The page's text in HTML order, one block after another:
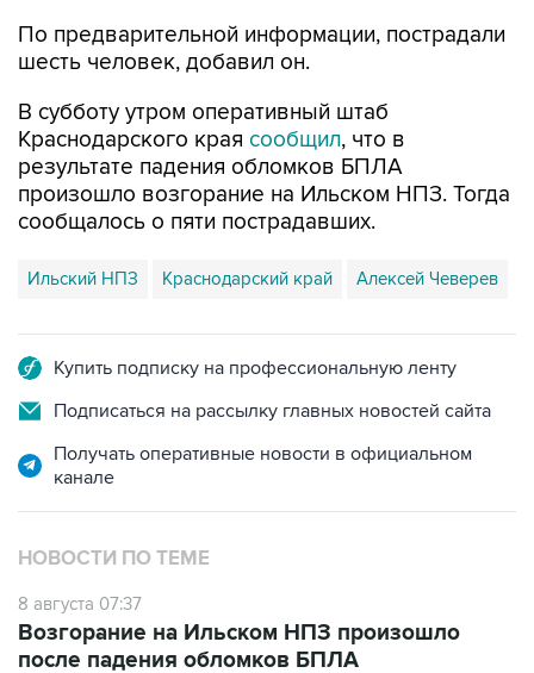
По предварительной информации, пострадали
шесть человек, добавил он.
В субботу утром оперативный штаб
Краснодарского края сообщил, что в
результате падения обломков БПЛА
произошло возгорание на Ильском НПЗ. Тогда
сообщалось о пяти пострадавших.
Ильский НПЗ Краснодарский край Алексей Чеверев
Купить подписку на профессиональную ленту
Подписаться на рассылку главных новостей сайта
Получать оперативные новости в официальном
канале
НОВОСТИ ПО ТЕМЕ
8 августа 07:37
Возгорание на Ильском НПЗ произошло
после падения обломков БПЛА